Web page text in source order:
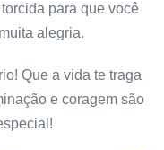
para que você
alegria.
Que a vida te traga
e coragem são